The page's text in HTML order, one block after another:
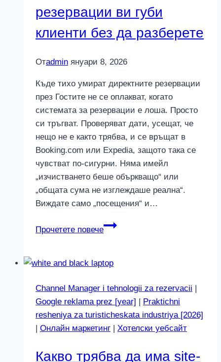
резервации ви губи
клиенти без да разберете
Отadmin януари 8, 2026
Къде тихо умират директните резервации
през Гостите не се оплакват, когато
системата за резервации е лоша. Просто
си тръгват. Проверяват дати, усещат, че
нещо не е както трябва, и се връщат в
Booking.com или Expedia, защото така се
чувстват по-сигурни. Няма имейл
„изчистването беше объркващо“ или
„общата сума не изглеждаше реална“.
Виждате само „посещения“ и…
Прочетете повече
Защо
резервации
губи
клиенти
без
да
Channel Manager i tehnologii za rezervacii |
Google reklama prez [year] | Praktichni
resheniya za turisticheskata industriya [2026]
| Онлайн маркетинг | Хотелски уебсайт
Какво трябва да има site-